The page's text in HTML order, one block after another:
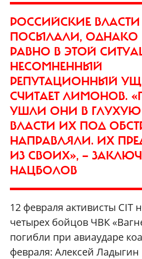
РОССИЙСКИЕ
ПОСЫЛАЛИ, ОДНАКО
РАВНО В ЭТОЙ
НЕСОМНЕННЫЙ
РЕПУТАЦИОННЫЙ
СЧИТАЕТ ЛИМОНОВ.
УШЛИ ОНИ В ГЛУХУЮ
ВЛАСТИ ИХ ПОД
НАПРАВЛЯЛИ. ИХ
ИЗ СВОИХ», —
НАЦБОЛОВ
12 февраля активисты CIT
четырех бойцов ЧВК
погибли при авиаударе
февраля: Алексей Ладыгин